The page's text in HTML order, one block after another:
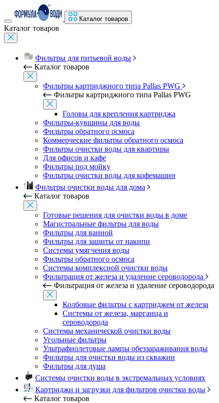
Каталог товаров
Каталог товаров
Фильтры для питьевой воды
Каталог товаров
Фильтры картриджного типа Pallas PWG
Фильтры картриджного типа Pallas PWG
Головы для крепления картриджа
Фильтры-кувшины для воды
Фильтры обратного осмоса
Коммерческие фильтры обратного осмоса
Фильтры очистки воды для квартиры
Для офисов и кафе
Фильтры под мойку
Фильтры очистки воды для кофемашин
Фильтры очистки воды для дома
Каталог товаров
Готовые решения для очистки воды в доме
Магистральные фильтры для воды
Фильтры для ванной
Фильтры для защиты от накипи
Системы умягчения воды
Фильтры обратного осмоса
Системы комплексной очистки воды
Фильтрация от железа и удаление сероводорода
Фильтрация от железа и удаление сероводорода
Колбовые фильтры с картриджем от железа
Системы от железа, марганца и
сероводорода
Системы механической очистки воды
Угольные фильтры
Ультрафиолетовые лампы обеззараживания воды
Фильтры для очистки воды из скважин
Фильтры для душа
Системы очистки воды в экстремальных условиях
Картриджи и загрузки для фильтров очистки воды
Каталог товаров